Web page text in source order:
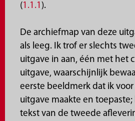
(1.1.1 ).
De archiefmap van deze
als leeg. Ik trof er slechts
uitgave in aan, één met het
uitgave, waarschijnlijk
eerste beeldmerk dat ik
uitgave maakte en
tekst van de tweede